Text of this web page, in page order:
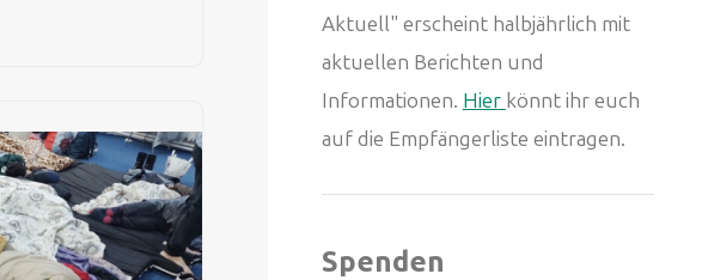
Aktuell" erscheint halbjährlich mit
aktuellen Berichten und
Informationen. Hier könnt ihr euch
auf die Empfängerliste eintragen.
Spenden